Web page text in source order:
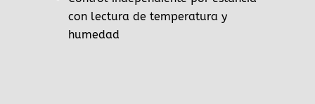
con lectura de temperatura y
humedad